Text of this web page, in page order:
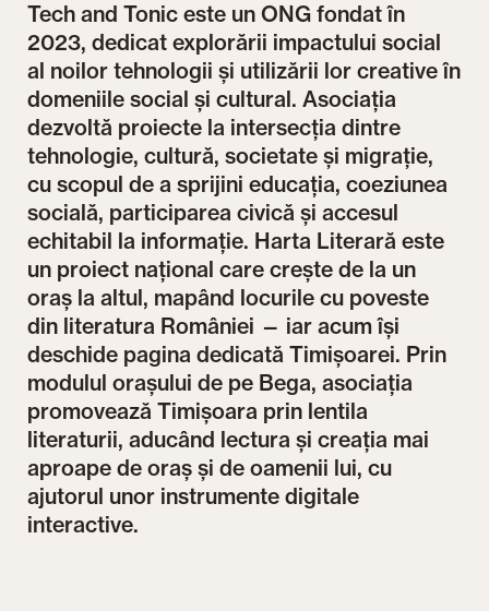
Tech and Tonic este un ONG fondat în
2023, dedicat explorării impactului social
al noilor tehnologii și utilizării lor creative în
domeniile social și cultural. Asociația
dezvoltă proiecte la intersecția dintre
tehnologie, cultură, societate și migrație,
cu scopul de a sprijini educația, coeziunea
socială, participarea civică și accesul
echitabil la informație. Harta Literară este
un proiect național care crește de la un
oraș la altul, mapând locurile cu poveste
din literatura României — iar acum își
deschide pagina dedicată Timișoarei. Prin
modulul orașului de pe Bega, asociația
promovează Timișoara prin lentila
literaturii, aducând lectura și creația mai
aproape de oraș și de oamenii lui, cu
ajutorul unor instrumente digitale
interactive.